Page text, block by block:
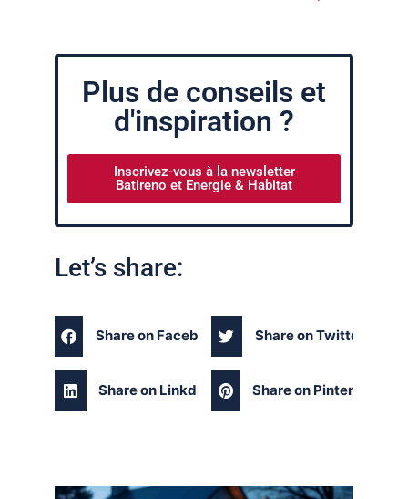
Plus de conseils et
d'inspiration ?
Inscrivez-vous à la newsletter
Batireno et Energie & Habitat
Let’s share:
Share on Facebook Share on Twitter
Share on Linkdin Share on Pinterest